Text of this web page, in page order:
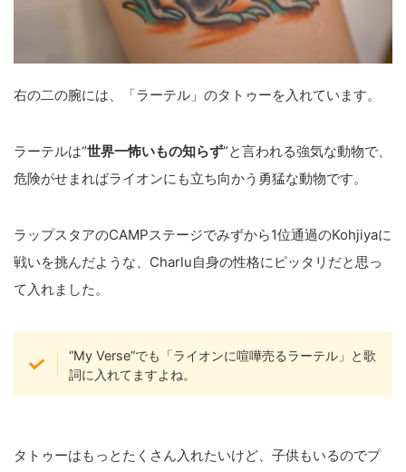
右の二の腕には、「ラーテル」のタトゥーを入れています。
ラーテルは“世界一怖いもの知らず”と言われる強気な動物で、
危険がせまればライオンにも立ち向かう勇猛な動物です。
ラップスタアのCAMPステージでみずから1位通過のKohjiyaに
戦いを挑んだような、Charlu自身の性格にピッタリだと思っ
て入れました。
“My Verse”でも「ライオンに喧嘩売るラーテル」と歌
詞に入れてますよね。
タトゥーはもっとたくさん入れたいけど、子供もいるのでプ